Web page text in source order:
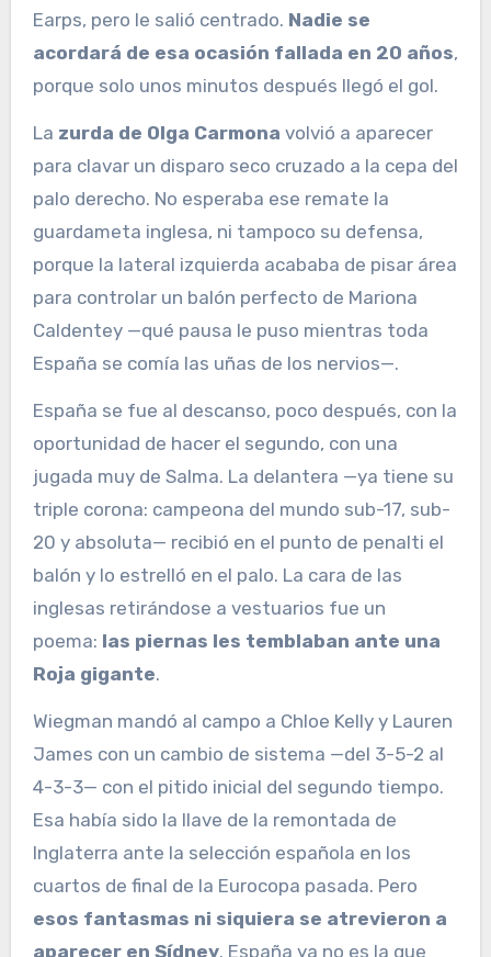
Earps, pero le salió centrado. Nadie se
acordará de esa ocasión fallada en 20 años,
porque solo unos minutos después llegó el gol.
La zurda de Olga Carmona volvió a aparecer
para clavar un disparo seco cruzado a la cepa del
palo derecho. No esperaba ese remate la
guardameta inglesa, ni tampoco su defensa,
porque la lateral izquierda acababa de pisar área
para controlar un balón perfecto de Mariona
Caldentey —qué pausa le puso mientras toda
España se comía las uñas de los nervios—.
España se fue al descanso, poco después, con la
oportunidad de hacer el segundo, con una
jugada muy de Salma. La delantera —ya tiene su
triple corona: campeona del mundo sub-17, sub-
20 y absoluta— recibió en el punto de penalti el
balón y lo estrelló en el palo. La cara de las
inglesas retirándose a vestuarios fue un
poema: las piernas les temblaban ante una
Roja gigante.
Wiegman mandó al campo a Chloe Kelly y Lauren
James con un cambio de sistema —del 3-5-2 al
4-3-3— con el pitido inicial del segundo tiempo.
Esa había sido la llave de la remontada de
Inglaterra ante la selección española en los
cuartos de final de la Eurocopa pasada. Pero
esos fantasmas ni siquiera se atrevieron a
aparecer en Sídney. España ya no es la que